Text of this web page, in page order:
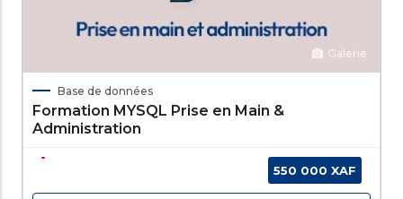
Galerie
Base de données
Formation MYSQL Prise en Main &
Administration
550 000 XAF